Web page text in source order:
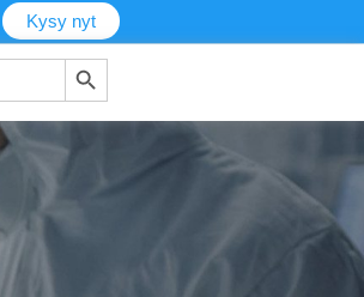
Kysy nyt
Hakupainike